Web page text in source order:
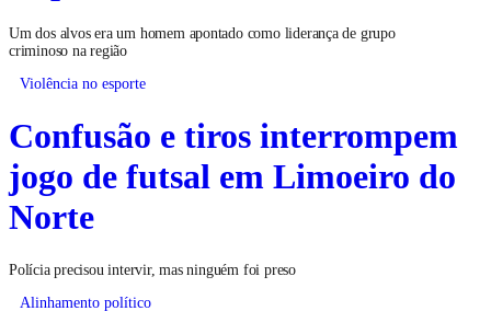
Um dos alvos era um homem apontado como liderança de grupo
criminoso na região
Violência no esporte
Confusão e tiros interrompem
jogo de futsal em Limoeiro do
Norte
Polícia precisou intervir, mas ninguém foi preso
Alinhamento político